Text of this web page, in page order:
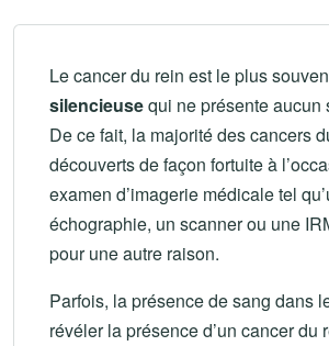
Le cancer du rein est le plus
silencieusequi ne présente aucun
De ce fait, la majorité des cancers
découverts de façon fortuite à
examen d’imagerie médicale tel
échographie, un scanner ou une
pour une autre raison.
Parfois, la présence de sang dans
révéler la présence d’un cancer du